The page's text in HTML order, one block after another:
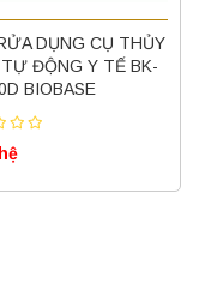
DỤNG CỤ THỦY
ĐỘNG Y TẾ BK-
BIOBASE